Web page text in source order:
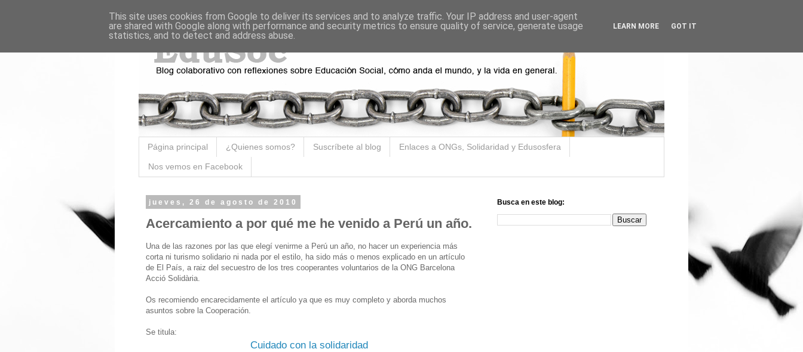
Página principal ¿Quienes somos? Suscríbete al blog Enlaces a ONGs, Solidaridad y Edusosfera
Nos vemos en Facebook
jueves, 26 de agosto de 2010
Acercamiento a por qué me he venido a Perú un año.
Una de las razones por las que elegí venirme a Perú un año, no hacer un experiencia más
corta ni turismo solidario ni nada por el estilo, ha sido más o menos explicado en un artículo
de El País, a raiz del secuestro de los tres cooperantes voluntarios de la ONG Barcelona
Acció Solidària.
Os recomiendo encarecidamente el artículo ya que es muy completo y aborda muchos
asuntos sobre la Cooperación.
Se titula:
Cuidado con la solidaridad
Busca en este blog:
This site uses cookies from Google to deliver its services and to analyze traffic. Your IP address and user-agent
are shared with Google along with performance and security metrics to ensure quality of service, generate usage
statistics, and to detect and address abuse.
LEARN MORE GOT IT